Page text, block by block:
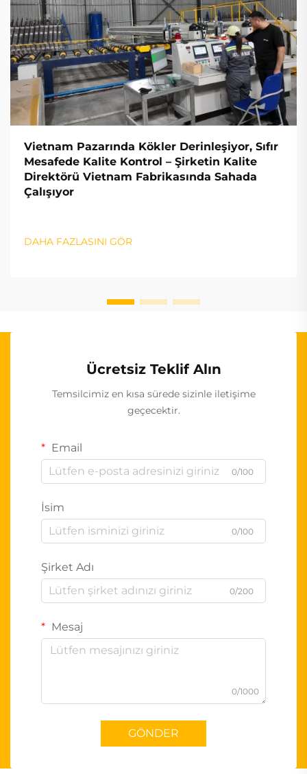
Vietnam Pazarında Kökler Derinleşiyor, Sıfır
Mesafede Kalite Kontrol – Şirketin Kalite
Direktörü Vietnam Fabrikasında Sahada
Çalışıyor
DAHA FAZLASINI GÖR
Ücretsiz Teklif Alın
Temsilcimiz en kısa sürede sizinle iletişime
geçecektir.
Email
0/100
İsim
0/100
Şirket Adı
0/200
Mesaj
0/1000
GÖNDER